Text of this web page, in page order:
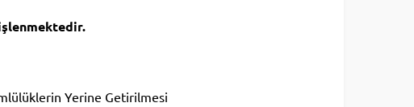
Yerine Getirilmesi